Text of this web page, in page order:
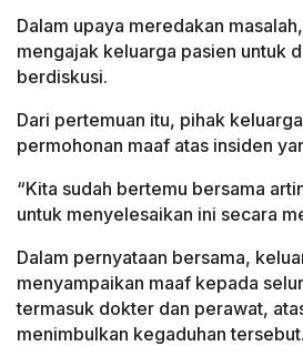
Dalam upaya meredakan
mengajak keluarga pasien untuk
berdiskusi.
Dari pertemuan itu, pihak
permohonan maaf atas insiden
“Kita sudah bertemu bersama
untuk menyelesaikan ini secara
Dalam pernyataan bersama,
menyampaikan maaf kepada
termasuk dokter dan perawat,
menimbulkan kegaduhan tersebut.